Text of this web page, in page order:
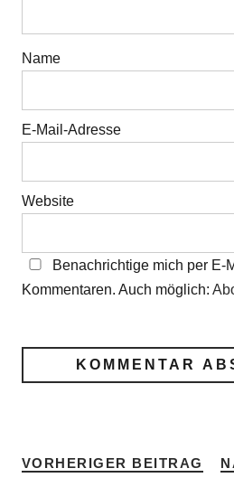
Name
E-Mail-Adresse
Website
Benachrichtige mich per E-
Kommentaren. Auch möglich:
VORHERIGER BEITRAG